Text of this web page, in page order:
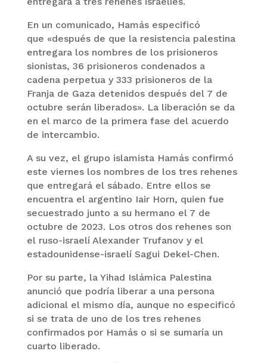
En un comunicado, Hamás especificó
que «después de que la resistencia palestina
entregara los nombres de los prisioneros
sionistas, 36 prisioneros condenados a
cadena perpetua y 333 prisioneros de la
Franja de Gaza detenidos después del 7 de
octubre serán liberados». La liberación se da
en el marco de la primera fase del acuerdo
de intercambio.
A su vez, el grupo islamista Hamás confirmó
este viernes los nombres de los tres rehenes
que entregará el sábado. Entre ellos se
encuentra el argentino Iair Horn, quien fue
secuestrado junto a su hermano el 7 de
octubre de 2023. Los otros dos rehenes son
el ruso-israelí Alexander Trufanov y el
estadounidense-israelí Sagui Dekel-Chen.
Por su parte, la Yihad Islámica Palestina
anunció que podría liberar a una persona
adicional el mismo día, aunque no especificó
si se trata de uno de los tres rehenes
confirmados por Hamás o si se sumaría un
cuarto liberado.